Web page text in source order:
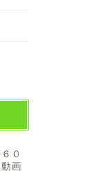
０
画